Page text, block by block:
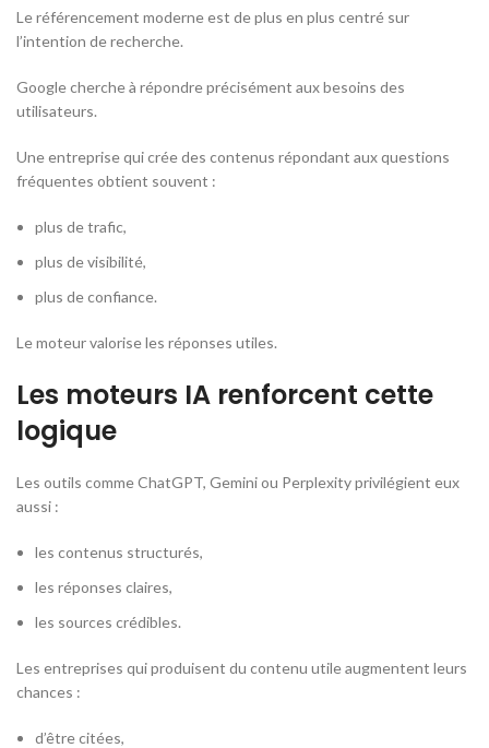
Le référencement moderne est de plus en plus centré sur
l’intention de recherche.
Google cherche à répondre précisément aux besoins des
utilisateurs.
Une entreprise qui crée des contenus répondant aux questions
fréquentes obtient souvent :
plus de trafic,
plus de visibilité,
plus de confiance.
Le moteur valorise les réponses utiles.
Les moteurs IA renforcent cette
logique
Les outils comme ChatGPT, Gemini ou Perplexity privilégient eux
aussi :
les contenus structurés,
les réponses claires,
les sources crédibles.
Les entreprises qui produisent du contenu utile augmentent leurs
chances :
d’être citées,